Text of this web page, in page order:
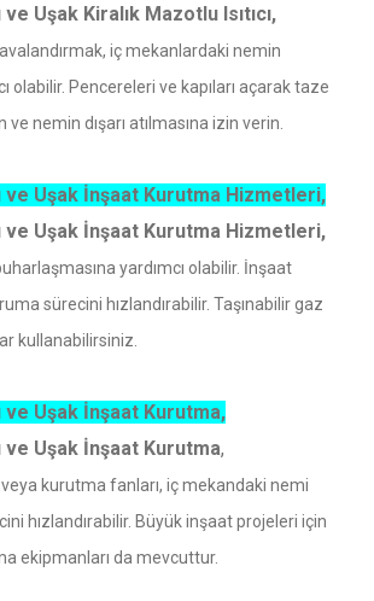
Uşak Kiralık Mazotlu Isıtıcı,
iç mekanlardaki nemin
olabilir. Pencereleri ve kapıları açarak taze
ve nemin dışarı atılmasına izin verin.
ve Uşak İnşaat Kurutma Hizmetleri,
ve Uşak İnşaat Kurutma Hizmetleri,
yardımcı olabilir. İnşaat
sürecini hızlandırabilir. Taşınabilir gaz
kullanabilirsiniz.
ve Uşak İnşaat Kurutma,
ve Uşak İnşaat Kurutma,
kurutma fanları, iç mekandaki nemi
hızlandırabilir. Büyük inşaat projeleri için
ekipmanları da mevcuttur.